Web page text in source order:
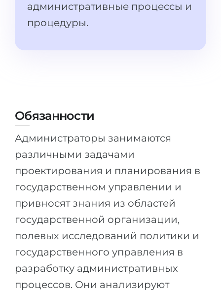
Языковая виза
ШТУДИЕНКОЛЛЕГ
Подготовка к штудиенколлег
Математика
Портфолио
ГЕОГРАФИЯ
Земли
Города
Специальности
Штудиенколлег
Бакалавриат
Школы 12 классов (NIS)
1 курса
2-3 курса
Бакалавриата
Магистратуры
ПОСТУПАЕМ НА...
Медицина
Инженерия
административные процессы и
процедуры.
Обязанности
Администраторы занимаются
различными задачами
проектирования и планирования в
государственном управлении и
привносят знания из областей
государственной организации,
полевых исследований политики и
государственного управления в
разработку административных
процессов. Они анализируют